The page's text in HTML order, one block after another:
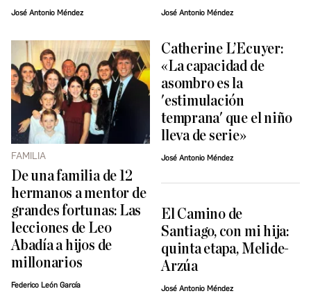
José Antonio Méndez José Antonio Méndez
FAMILIA
De una familia de 12
hermanos a mentor de
grandes fortunas: Las
lecciones de Leo
Abadía a hijos de
millonarios
Federico León García
Catherine L’Ecuyer:
«La capacidad de
asombro es la
'estimulación
temprana' que el niño
lleva de serie»
José Antonio Méndez
El Camino de
Santiago, con mi hija:
quinta etapa, Melide-
Arzúa
José Antonio Méndez